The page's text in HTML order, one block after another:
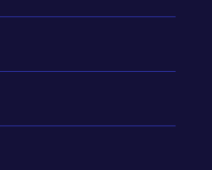
beroep veroordeeld
van Naomi
De straf is hoger
deze uitspraak